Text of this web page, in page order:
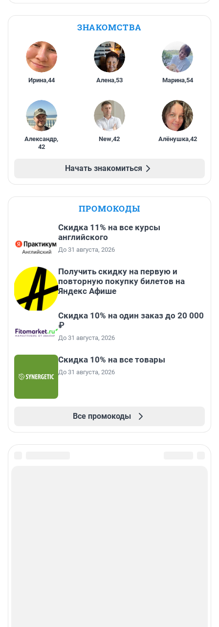
ЗНАКОМСТВА
Ирина,44 Алена,53 Марина,54
Александр,
42
New,42 Алёнушка,42
Начать знакомиться
ПРОМОКОДЫ
Скидка 11% на все курсы
английского
До 31 августа, 2026
Получить скидку на первую и
повторную покупку билетов на
Яндекс Афише
Скидка 10% на один заказ до 20 000
₽
До 31 августа, 2026
Скидка 10% на все товары
До 31 августа, 2026
Все промокоды